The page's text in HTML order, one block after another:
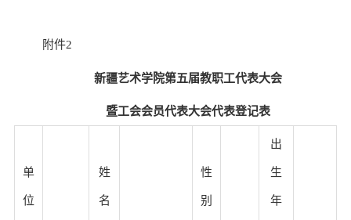
附件2
新疆艺术学院第五届教职工代表大会
暨工会会员代表大会代表登记表
单
位
姓
名
性
别
出
生
年